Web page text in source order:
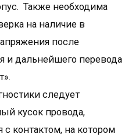
Также необходима
на наличие в
после
и дальнейшего перевода
следует
кусок провода,
с контактом, на котором